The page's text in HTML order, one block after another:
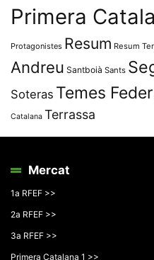
Primera
Protagonistes Resum Resum
Andreu Santboià Sants
Soteras Temes
Catalana Terrassa
Mercat
1a RFEF >>
2a RFEF >>
3a RFEF >>
Primera Catalana 1 >>